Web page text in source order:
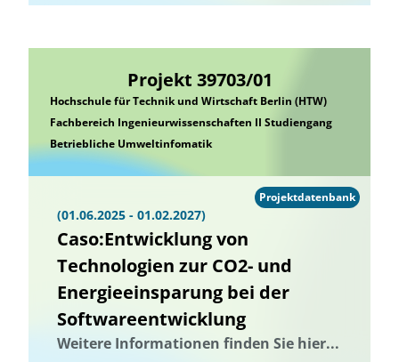
Projekt 39703/01
Hochschule für Technik und Wirtschaft Berlin (HTW)
Fachbereich Ingenieurwissenschaften II Studiengang
Betriebliche Umweltinfomatik
(01.06.2025 - 01.02.2027)
Caso:Entwicklung von
Technologien zur CO2- und
Energieeinsparung bei der
Softwareentwicklung
Weitere Informationen finden Sie hier...
Projektdatenbank